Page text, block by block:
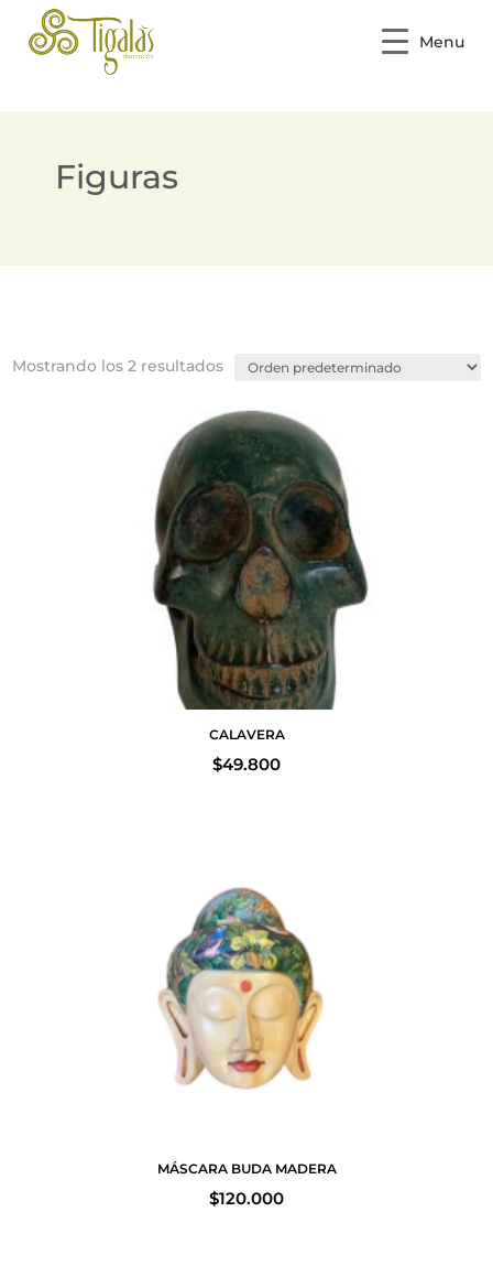
Menu
Figuras
Mostrando los 2 resultados
CALAVERA
$49.800
MÁSCARA BUDA MADERA
$120.000